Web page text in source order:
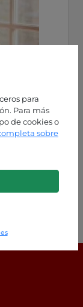
para
Para más
de cookies o
sobre